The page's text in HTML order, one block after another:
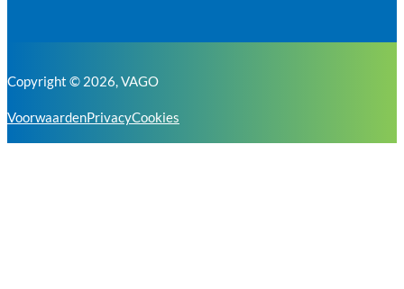
Copyright © 2026, VAGO
VoorwaardenPrivacyCookies